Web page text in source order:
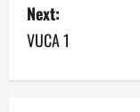
Next:
VUCA 1